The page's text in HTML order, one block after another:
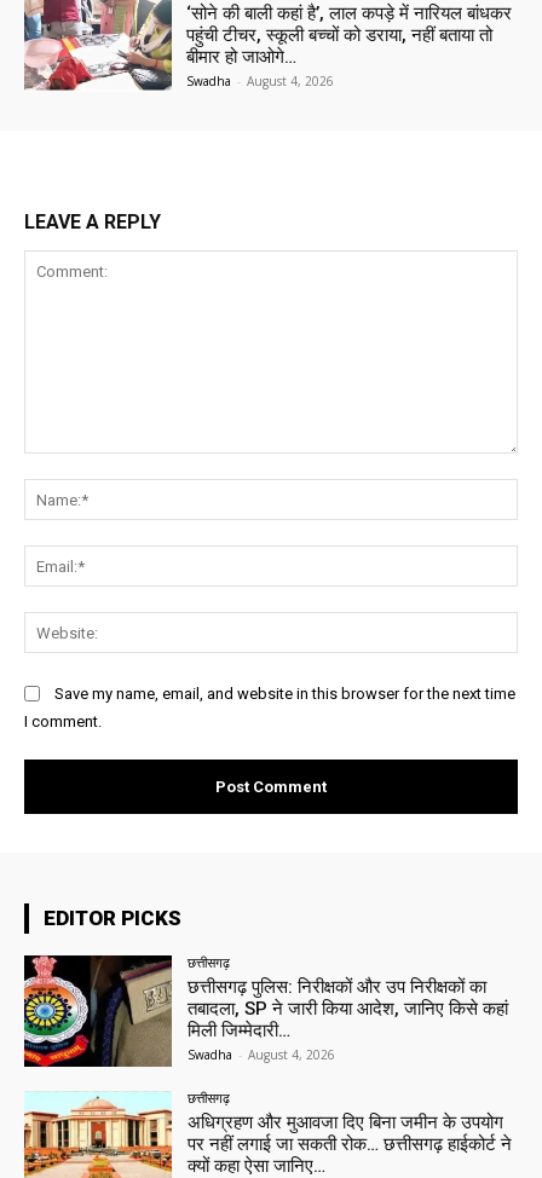
‘सोने की बाली कहां है’, लाल कपड़े में नारियल बांधकर
पहुंची टीचर, स्कूली बच्चों को डराया, नहीं बताया तो
बीमार हो जाओगे…
Swadha - August 4, 2026
LEAVE A REPLY
Save my name, email, and website in this browser for the next time
I comment.
EDITOR PICKS
छत्तीसगढ़
छत्तीसगढ़ पुलिस: निरीक्षकों और उप निरीक्षकों का
तबादला, SP ने जारी किया आदेश, जानिए किसे कहां
मिली जिम्मेदारी…
Swadha - August 4, 2026
छत्तीसगढ़
अधिग्रहण और मुआवजा दिए बिना जमीन के उपयोग
पर नहीं लगाई जा सकती रोक… छत्तीसगढ़ हाईकोर्ट ने
क्यों कहा ऐसा जानिए…